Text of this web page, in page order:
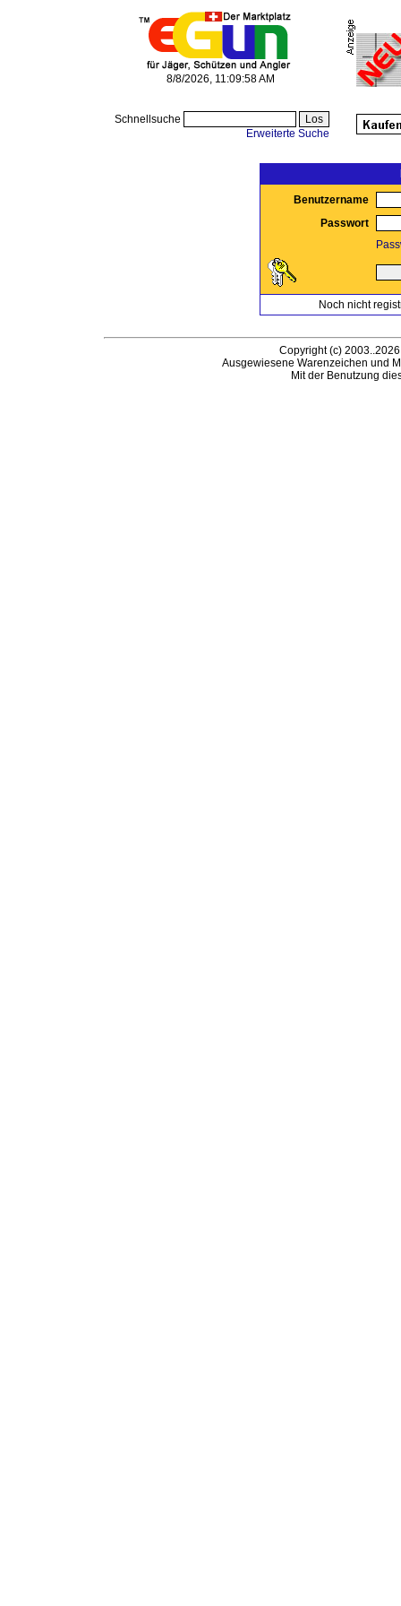
8/8/2026, 11:09:58 AM
Schnellsuche
Erweiterte Suche
Benutzername
Passwort
Noch nicht
Copyright (c)
Ausgewiesene Warenzeichen und
Mit der Benutzung